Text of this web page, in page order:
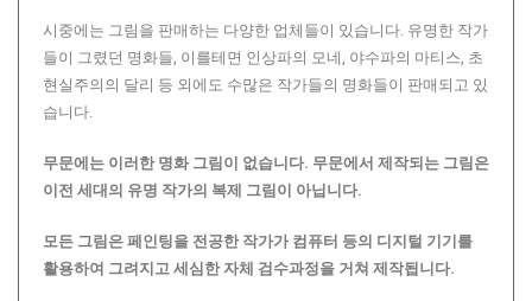
시중에는 그림을 판매하는 다양한 업체들이 있습니다. 유명한 작가
들이 그렸던 명화들, 이를테면 인상파의 모네, 야수파의 마티스, 초
현실주의의 달리 등 외에도 수많은 작가들의 명화들이 판매되고 있
습니다.
무문에는 이러한 명화 그림이 없습니다. 무문에서 제작되는 그림은
이전 세대의 유명 작가의 복제 그림이 아닙니다.
모든 그림은 페인팅을 전공한 작가가 컴퓨터 등의 디지털 기기를
활용하여 그려지고 세심한 자체 검수과정을 거쳐 제작됩니다.